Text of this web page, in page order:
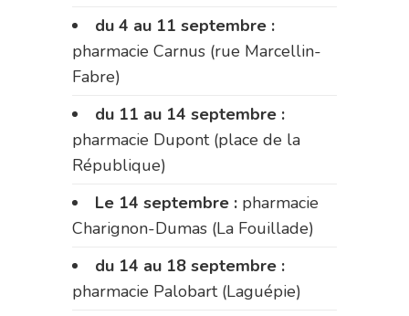
du 4 au 11 septembre :
pharmacie Carnus (rue Marcellin-
Fabre)
du 11 au 14 septembre :
pharmacie Dupont (place de la
République)
Le 14 septembre : pharmacie
Charignon-Dumas (La Fouillade)
du 14 au 18 septembre :
pharmacie Palobart (Laguépie)